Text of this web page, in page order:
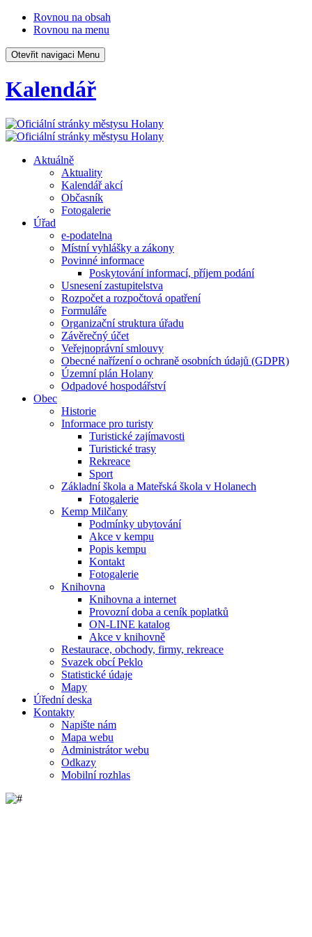
Rovnou na obsah
Rovnou na menu
Otevřit navigaci Menu
Kalendář
Aktuálně
Aktuality
Kalendář akcí
Občasník
Fotogalerie
Úřad
e-podatelna
Místní vyhlášky a zákony
Povinné informace
Poskytování informací, příjem podání
Usnesení zastupitelstva
Rozpočet a rozpočtová opatření
Formuláře
Organizační struktura úřadu
Závěrečný účet
Veřejnoprávní smlouvy
Obecné nařízení o ochraně osobních údajů (GDPR)
Územní plán Holany
Odpadové hospodářství
Obec
Historie
Informace pro turisty
Turistické zajímavosti
Turistické trasy
Rekreace
Sport
Základní škola a Mateřská škola v Holanech
Fotogalerie
Kemp Milčany
Podmínky ubytování
Akce v kempu
Popis kempu
Kontakt
Fotogalerie
Knihovna
Knihovna a internet
Provozní doba a ceník poplatků
ON-LINE katalog
Akce v knihovně
Restaurace, obchody, firmy, rekreace
Svazek obcí Peklo
Statistické údaje
Mapy
Úřední deska
Kontakty
Napište nám
Mapa webu
Administrátor webu
Odkazy
Mobilní rozhlas